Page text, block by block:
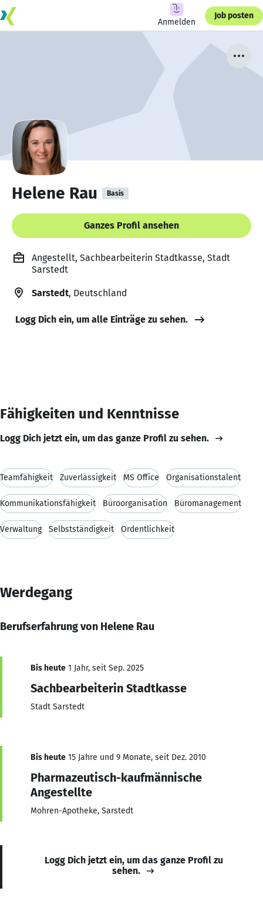
Anmelden
Job posten
Helene Rau Basis
Ganzes Profil ansehen
Angestellt, Sachbearbeiterin Stadtkasse, Stadt
Sarstedt
Sarstedt, Deutschland
Logg Dich ein, um alle Einträge zu sehen.
Fähigkeiten und Kenntnisse
Logg Dich jetzt ein, um das ganze Profil zu sehen.
Teamfähigkeit Zuverlässigkeit MS Office Organisationstalent
Kommunikationsfähigkeit Büroorganisation Büromanagement
Verwaltung Selbstständigkeit Ordentlichkeit
Werdegang
Berufserfahrung von Helene Rau
Bis heute 1 Jahr, seit Sep. 2025
Sachbearbeiterin Stadtkasse
Stadt Sarstedt
Bis heute 15 Jahre und 9 Monate, seit Dez. 2010
Pharmazeutisch-kaufmännische
Angestellte
Mohren-Apotheke, Sarstedt
Logg Dich jetzt ein, um das ganze Profil zu
sehen.